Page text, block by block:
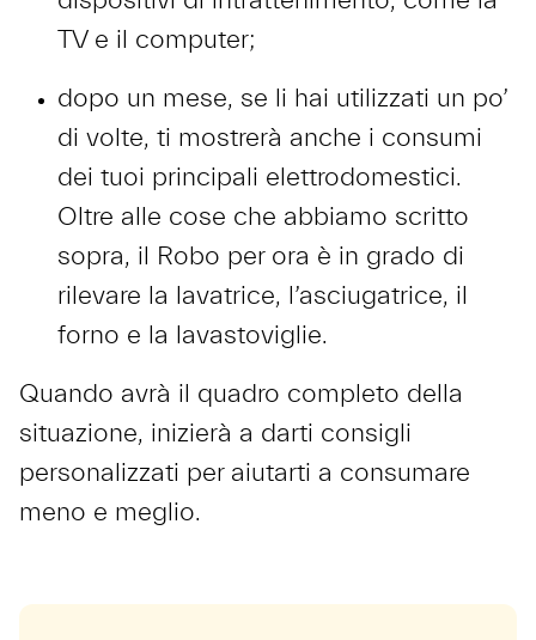
TV e il computer;
dopo un mese, se li hai utilizzati un po’
di volte, ti mostrerà anche i consumi
dei tuoi principali elettrodomestici.
Oltre alle cose che abbiamo scritto
sopra, il Robo per ora è in grado di
rilevare la lavatrice, l’asciugatrice, il
forno e la lavastoviglie.
Quando avrà il quadro completo della
situazione, inizierà a darti consigli
personalizzati per aiutarti a consumare
meno e meglio.